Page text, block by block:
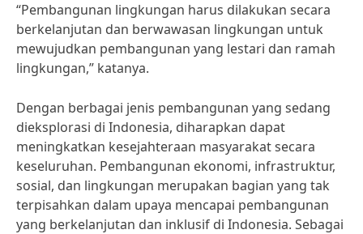
“Pembangunan lingkungan harus dilakukan secara
berkelanjutan dan berwawasan lingkungan untuk
mewujudkan pembangunan yang lestari dan ramah
lingkungan,” katanya.
Dengan berbagai jenis pembangunan yang sedang
dieksplorasi di Indonesia, diharapkan dapat
meningkatkan kesejahteraan masyarakat secara
keseluruhan. Pembangunan ekonomi, infrastruktur,
sosial, dan lingkungan merupakan bagian yang tak
terpisahkan dalam upaya mencapai pembangunan
yang berkelanjutan dan inklusif di Indonesia. Sebagai